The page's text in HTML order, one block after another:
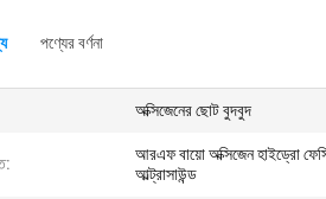
পণ্যের বর্ণনা
অক্সিজেনের ছোট বুদবুদ
আরএফ বায়ো অক্সিজেন হাইড্রো
আল্ট্রাসাউন্ড